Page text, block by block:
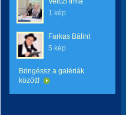
1 kép
Farkas Bálint
5 kép
Böngéssz a galériák
között!